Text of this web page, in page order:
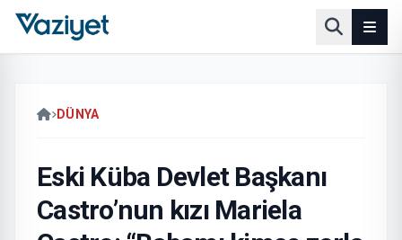
DÜNYA
Eski Küba Devlet Başkanı
Castro’nun kızı Mariela